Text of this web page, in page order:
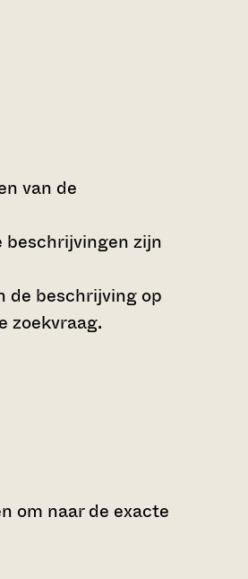
van de
zijn
de beschrijving op
zoekvraag.
om naar de exacte